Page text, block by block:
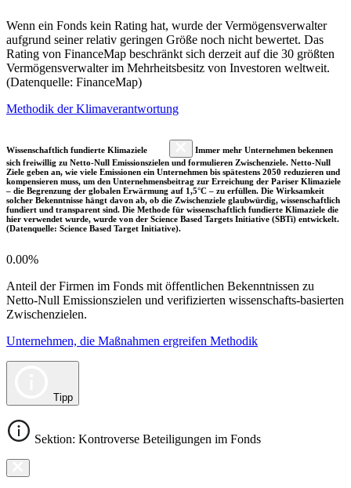
Wenn ein Fonds kein Rating hat, wurde der Vermögensverwalter
aufgrund seiner relativ geringen Größe noch nicht bewertet. Das
Rating von FinanceMap beschränkt sich derzeit auf die 30 größten
Vermögensverwalter im Mehrheitsbesitz von Investoren weltweit.
(Datenquelle: FinanceMap)
Methodik der Klimaverantwortung
Wissenschaftlich fundierte Klimaziele
Immer mehr Unternehmen bekennen
sich freiwillig zu Netto-Null Emissionszielen und formulieren Zwischenziele. Netto-Null
Ziele geben an, wie viele Emissionen ein Unternehmen bis spätestens 2050 reduzieren und
kompensieren muss, um den Unternehmensbeitrag zur Erreichung der Pariser Klimaziele
– die Begrenzung der globalen Erwärmung auf 1,5°C – zu erfüllen. Die Wirksamkeit
solcher Bekenntnisse hängt davon ab, ob die Zwischenziele glaubwürdig, wissenschaftlich
fundiert und transparent sind. Die Methode für wissenschaftlich fundierte Klimaziele die
hier verwendet wurde, wurde von der Science Based Targets Initiative (SBTi) entwickelt.
(Datenquelle: Science Based Target Initiative).
0.00%
Anteil der Firmen im Fonds mit öffentlichen Bekenntnissen zu
Netto-Null Emissionszielen und verifizierten wissenschafts-basierten
Zwischenzielen.
Unternehmen, die Maßnahmen ergreifen Methodik
Tipp
Sektion: Kontroverse Beteiligungen im Fonds